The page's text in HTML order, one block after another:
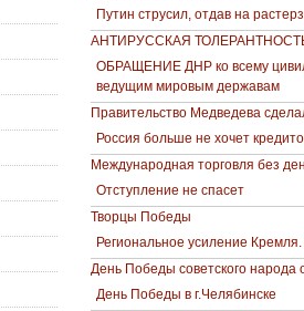
Путин струсил, отдав на
АНТИРУССКАЯ
ОБРАЩЕНИЕ ДНР ко всему
ведущим мировым державам
Правительство Медведева
Россия больше не хочет
Международная торговля без
Отступление не спасет
Творцы Победы
Региональное усиление
День Победы советского народа
День Победы в г.Челябинске